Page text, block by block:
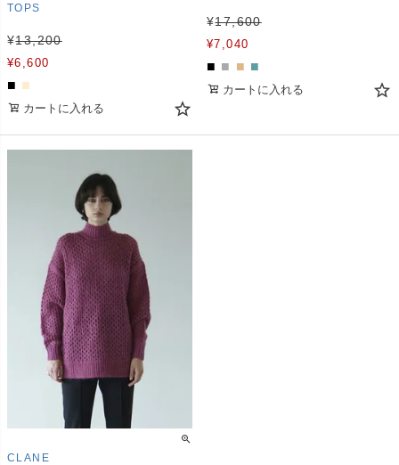
TOPS
¥13,200
¥6,600
■ ■
カートに入れる
¥17,600
¥7,040
■ ■ ■ ■
カートに入れる
CLANE